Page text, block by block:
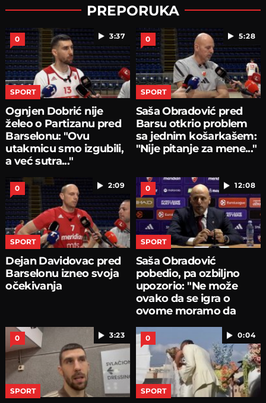
PREPORUKA
3:37
0
SPORT
Ognjen Dobrić nije
želeo o Partizanu pred
Barselonu: "Ovu
utakmicu smo izgubili,
a već sutra..."
5:28
0
SPORT
Saša Obradović pred
Barsu otkrio problem
sa jednim košarkašem:
"Nije pitanje za mene..."
2:09
0
SPORT
Dejan Davidovac pred
Barselonu izneo svoja
očekivanja
12:08
0
SPORT
Saša Obradović
pobedio, pa ozbiljno
upozorio: "Ne može
ovako da se igra o
ovome moramo da
3:23
0
SPORT
0:04
0
SPORT